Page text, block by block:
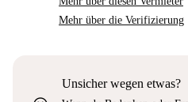
Mehr über die Verifizierung
Unsicher wegen etwas?